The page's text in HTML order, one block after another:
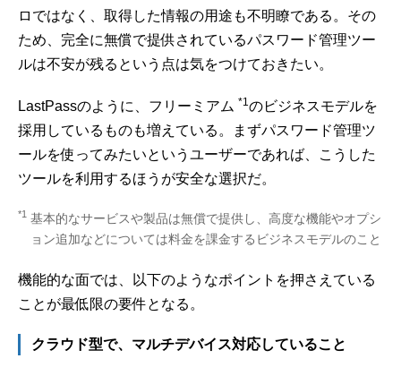
ロではなく、取得した情報の用途も不明瞭である。その
ため、完全に無償で提供されているパスワード管理ツー
ルは不安が残るという点は気をつけておきたい。
LastPassのように、フリーミアム *1 のビジネスモデルを
採用しているものも増えている。まずパスワード管理ツ
ールを使ってみたいというユーザーであれば、こうした
ツールを利用するほうが安全な選択だ。
*1 基本的なサービスや製品は無償で提供し、高度な機能やオプシ
ョン追加などについては料金を課金するビジネスモデルのこと
機能的な面では、以下のようなポイントを押さえている
ことが最低限の要件となる。
クラウド型で、マルチデバイス対応していること